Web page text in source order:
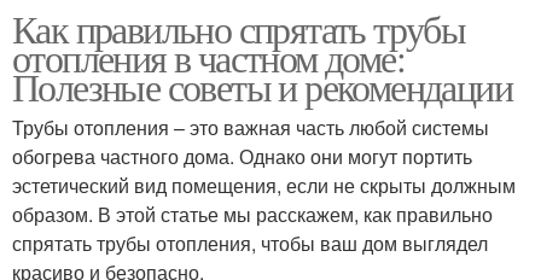
Как правильно спрятать трубы
отопления в частном доме:
Полезные советы и рекомендации
Трубы отопления – это важная часть любой системы
обогрева частного дома. Однако они могут портить
эстетический вид помещения, если не скрыты должным
образом. В этой статье мы расскажем, как правильно
спрятать трубы отопления, чтобы ваш дом выглядел
красиво и безопасно.